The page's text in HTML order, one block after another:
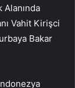
Alanında
Vahit Kirişci
Bakar